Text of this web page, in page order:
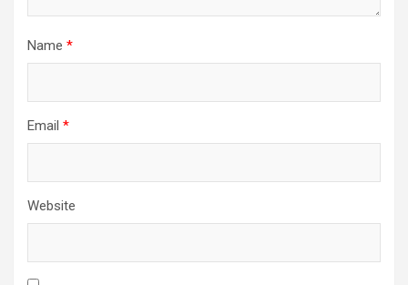
Name *
Email *
Website